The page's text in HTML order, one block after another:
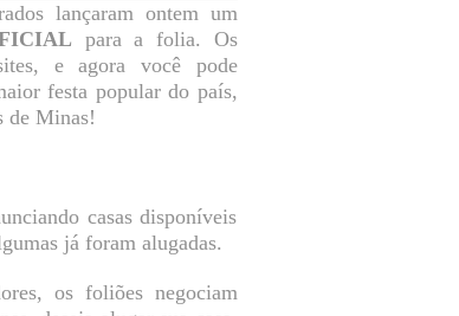
lançaram ontem um
para a folia. Os
e agora você pode
festa popular do país,
de Minas!
casas disponíveis
já foram alugadas.
os foliões negociam